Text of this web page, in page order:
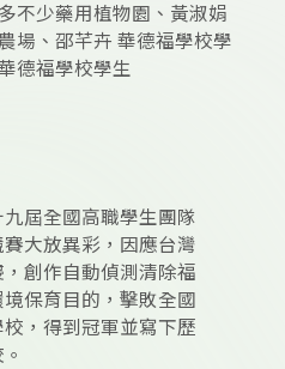
不少藥用植物園、黃淑娟
場、邵芊卉 華德福學校學
德福學校學生
屆全國高職學生團隊
大放異彩，因應台灣
創作自動偵測清除福
保育目的，擊敗全國
，得到冠軍並寫下歷